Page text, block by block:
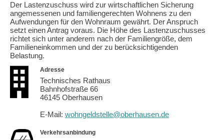
Der Lastenzuschuss wird zur wirtschaftlichen Sicherung
angemessenen und familiengerechten Wohnens zu den
Aufwendungen für den Wohnraum gewährt. Der Anspruch
setzt einen Antrag voraus. Die Höhe des Lastenzuschusses
richtet sich unter anderem nach der Familiengröße, dem
Familieneinkommen und der zu berücksichtigenden
Belastung.
Adresse
Technisches Rathaus
Bahnhofstraße 66
46145 Oberhausen
E-Mail: wohngeldstelle@oberhausen.de
Verkehrsanbindung